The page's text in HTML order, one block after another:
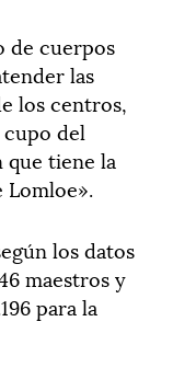
de cuerpos
las
los centros,
del
tiene la
Lomloe».
los datos
maestros y
para la